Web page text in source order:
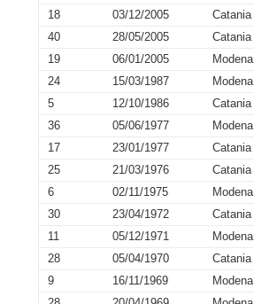
18
03/12/2005 Catania
40
28/05/2005 Catania
19
06/01/2005 Modena
24
15/03/1987 Modena
5
12/10/1986 Catania
36
05/06/1977 Modena
17
23/01/1977 Catania
25
21/03/1976 Catania
6
02/11/1975 Modena
30
23/04/1972 Catania
11
05/12/1971 Modena
28
05/04/1970 Catania
9
16/11/1969 Modena